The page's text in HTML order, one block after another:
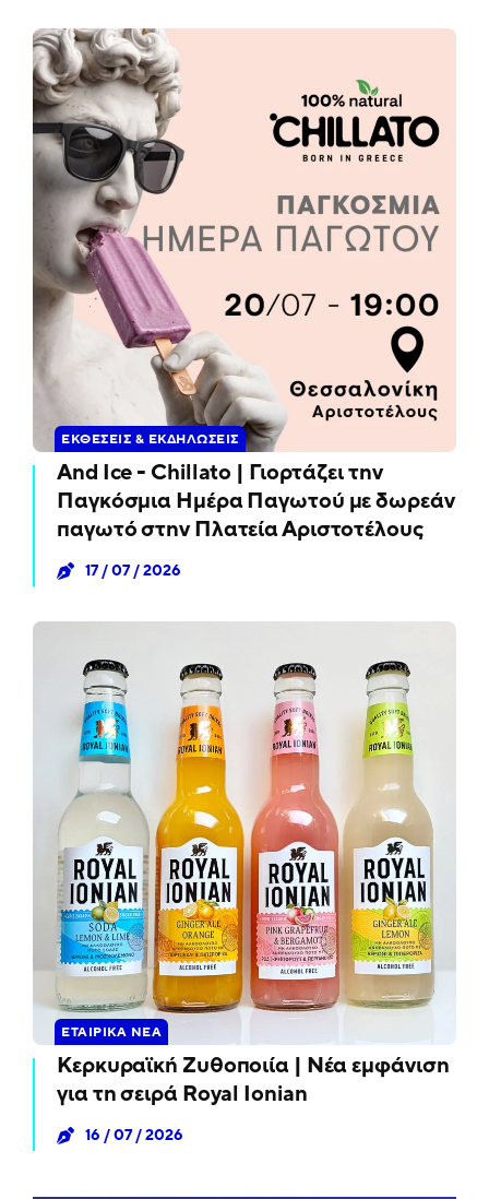
ΕΚΘΈΣΕΙΣ & ΕΚΔΗΛΏΣΕΙΣ
And Ice - Chillato | Γιορτάζει την
Παγκόσμια Ημέρα Παγωτού με δωρεάν
παγωτό στην Πλατεία Αριστοτέλους
17 / 07 / 2026
ΕΤΑΙΡΙΚΆ ΝΈΑ
Κερκυραϊκή Ζυθοποιία | Νέα εμφάνιση
για τη σειρά Royal Ionian
16 / 07 / 2026